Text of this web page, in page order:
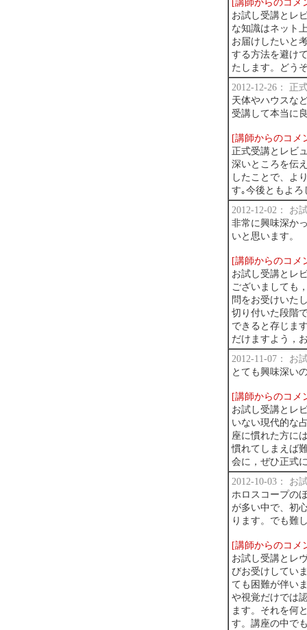
お試し受講とレ
な知識はネット
お届けしたいと
する方法を避け
たします。どう
2012-12-26： 正
天体やハウスな
受講して本当に
[講師からのコメ
正式受講とレビ
深いところを伝
したことで、よ
す｡今後ともよ
2012-12-02： お
非常に興味深か
いと思います。
[講師からのコメ
お試し受講とレ
ございましても
問をお受けいた
切り付いた段階
できると存じま
だけますよう，
2012-11-07： お
とても興味深い
[講師からのコメ
お試し受講とレ
いない現代的な
座に慣れた方に
慣れてしまえば
会に，ぜひ正式
2012-10-03： お
ホロスコープの
が多い中で、初
ります。でも難
[講師からのコメ
お試し受講とレ
びお受けしてい
ても困難が伴い
や視覚だけでは
ます。それを何
す。講座の中で